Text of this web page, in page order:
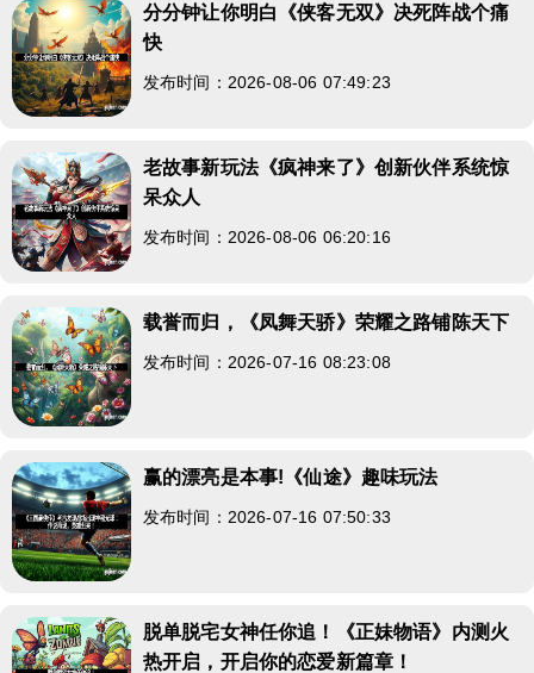
分分钟让你明白《侠客无双》决死阵战个痛
快
发布时间：2026-08-06 07:49:23
老故事新玩法《疯神来了》创新伙伴系统惊
呆众人
发布时间：2026-08-06 06:20:16
载誉而归，《凤舞天骄》荣耀之路铺陈天下
发布时间：2026-07-16 08:23:08
赢的漂亮是本事!《仙途》趣味玩法
发布时间：2026-07-16 07:50:33
脱单脱宅女神任你追！《正妹物语》内测火
热开启，开启你的恋爱新篇章！